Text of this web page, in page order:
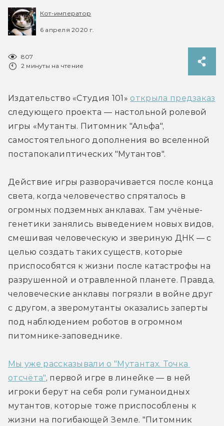
Кот-император
6 апреля 2020 г.
807
2 минуты на чтение
Издательство «Студия 101» открыла предзаказ
следующего проекта — настольной ролевой
игры «Мутанты. Питомник "Альфа",
самостоятельного дополнения во вселенной
постапокалиптических "Мутантов".
Действие игры разворачивается после конца
света, когда человечество спряталось в
огромных подземных анклавах. Там учёные-
генетики занялись выведением новых видов,
смешивая человеческую и звериную ДНК — с
целью создать таких существ, которые
приспособятся к жизни после катастрофы на
разрушенной и отравленной планете. Правда,
человеческие анклавы погрязли в войне друг
с другом, а зверомутанты оказались заперты
под наблюдением роботов в огромном
питомнике-заповеднике.
Мы уже рассказывали о "Мутантах. Точка
отсчёта", первой игре в линейке — в ней
игроки берут на себя роли гуманоидных
мутантов, которые тоже приспособлены к
жизни на погибающей Земле. "Питомник